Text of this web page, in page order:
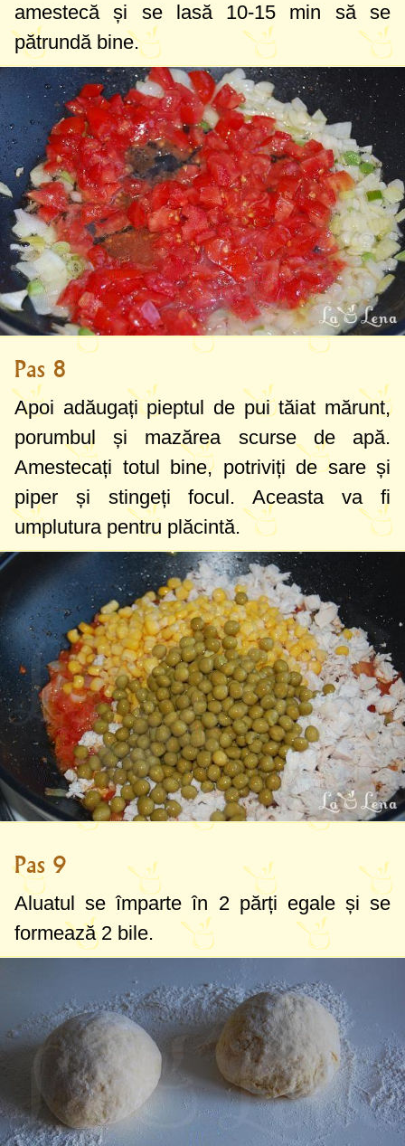
amestecă și se lasă 10-15 min să se
pătrundă bine.
Pas 8
Apoi adăugați pieptul de pui tăiat mărunt,
porumbul și mazărea scurse de apă.
Amestecați totul bine, potriviți de sare și
piper și stingeți focul. Aceasta va fi
umplutura pentru plăcintă.
Pas 9
Aluatul se împarte în 2 părți egale și se
formează 2 bile.